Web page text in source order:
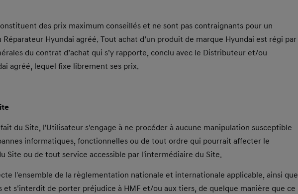
des prix maximum conseillés et ne sont pas contraignants pour un
Hyundai agréé. Tout achat d’un produit de marque Hyundai est régi par
du contrat d’achat qui s’y rapporte, conclu avec le Distributeur et/ou
agréé, lequel fixe librement ses prix.
fait du Site, l'Utilisateur s'engage à ne procéder à aucune manipulation susceptible
informatiques, fonctionnelles ou de tout ordre qui pourrait affecter le
Site ou de tout service accessible par l'intermédiaire du Site.
l'ensemble de la règlementation nationale et internationale applicable, ainsi que
et s’interdit de porter préjudice à HMF et/ou aux tiers, de quelque manière que ce